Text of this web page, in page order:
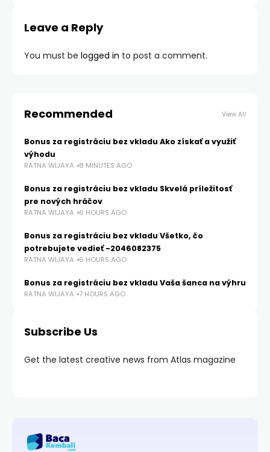
Leave a Reply
You must be logged in to post a comment.
Recommended View All
Bonus za registráciu bez vkladu Ako získať a využiť
výhodu
RATNA WIJAYA 8 MINUTES AGO
Bonus za registráciu bez vkladu Skvelá príležitosť
pre nových hráčov
RATNA WIJAYA 6 HOURS AGO
Bonus za registráciu bez vkladu Všetko, čo
potrebujete vedieť -2046082375
RATNA WIJAYA 6 HOURS AGO
Bonus za registráciu bez vkladu Vaša šanca na výhru
RATNA WIJAYA 7 HOURS AGO
Subscribe Us
Get the latest creative news from Atlas magazine